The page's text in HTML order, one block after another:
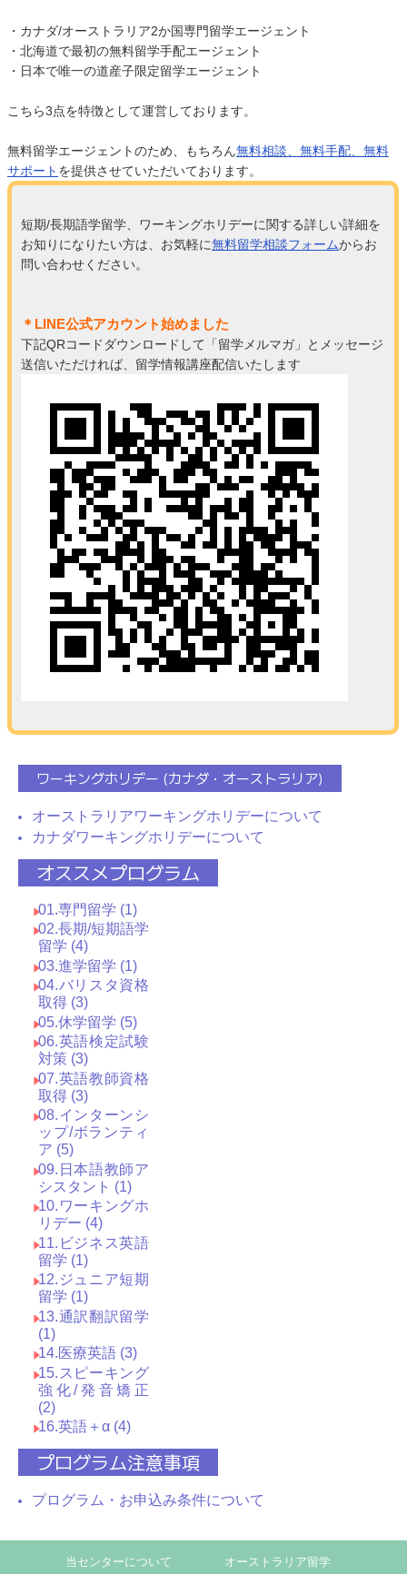
・カナダ/オーストラリア2か国専門留学エージェント
・北海道で最初の無料留学手配エージェント
・日本で唯一の道産子限定留学エージェント
こちら3点を特徴として運営しております。
無料留学エージェントのため、もちろん無料相談、無料手配、無料
サポート を提供させていただいております。
短期/長期語学留学、ワーキングホリデーに関する詳しい詳細を
お知りになりたい方は、お気軽に無料留学相談フォームからお
問い合わせください。
＊LINE公式アカウント始めました
下記QRコードダウンロードして「留学メルマガ」とメッセージ
送信いただければ、留学情報講座配信いたします
ワーキングホリデー (カナダ・オーストラリア)
オーストラリアワーキングホリデーについて
カナダワーキングホリデーについて
オススメプログラム
01.専門留学 (1)
02.長期/短期語学
留学 (4)
03.進学留学 (1)
04.バリスタ資格
取得 (3)
05.休学留学 (5)
06.英語検定試験
対策 (3)
07.英語教師資格
取得 (3)
08.インターンシ
ップ/ボランティ
ア (5)
09.日本語教師ア
シスタント (1)
10.ワーキングホ
リデー (4)
11.ビジネス英語
留学 (1)
12.ジュニア短期
留学 (1)
13.通訳翻訳留学
(1)
14.医療英語 (3)
15.スピーキング
強化/発音矯正
(2)
16.英語＋α (4)
プログラム注意事項
プログラム・お申込み条件について
当センターについて オーストラリア留学